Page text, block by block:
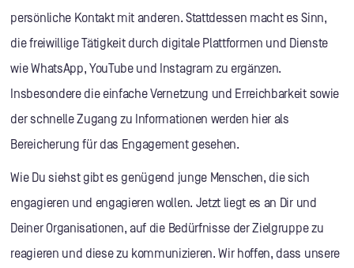
persönliche Kontakt mit anderen. Stattdessen macht es Sinn,
die freiwillige Tätigkeit durch digitale Plattformen und Dienste
wie WhatsApp, YouTube und Instagram zu ergänzen.
Insbesondere die einfache Vernetzung und Erreichbarkeit sowie
der schnelle Zugang zu Informationen werden hier als
Bereicherung für das Engagement gesehen.
Wie Du siehst gibt es genügend junge Menschen, die sich
engagieren und engagieren wollen. Jetzt liegt es an Dir und
Deiner Organisationen, auf die Bedürfnisse der Zielgruppe zu
reagieren und diese zu kommunizieren. Wir hoffen, dass unsere